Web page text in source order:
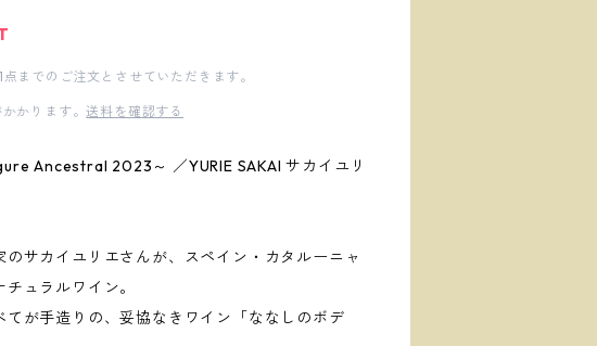
点までのご注文とさせていただきます。
かります。送料を確認する
Ancestral 2023～ ／YURIE SAKAI サカイユリ
のサカイユリエさんが、スペイン・カタルーニャ
ュラルワイン。
てが手造りの、妥協なきワイン「ななしのボデ